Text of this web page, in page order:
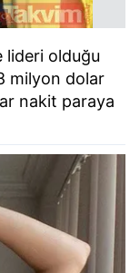
lideri olduğu
milyon dolar
nakit paraya